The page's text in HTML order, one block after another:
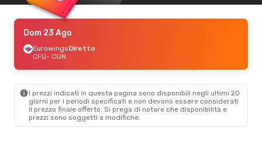
Dom 23 Ago
EurowingsDiretto
CFU- CGN
I prezzi indicati in questa pagina sono disponibili negli ultimi 20
giorni per i periodi specificati e non devono essere considerati
il ​​prezzo finale offerto. Si prega di notare che disponibilità e
prezzi sono soggetti a modifiche.